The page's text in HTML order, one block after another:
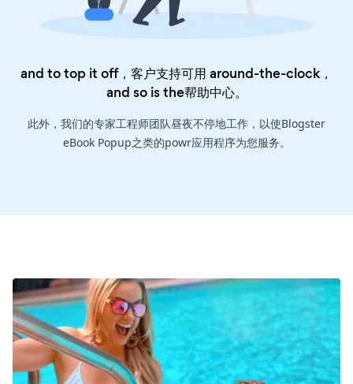
and to top it off，客户支持可用 around-the-clock，
and so is the帮助中心。
此外，我们的专家工程师团队昼夜不停地工作，以使Blogster
eBook Popup之类的powr应用程序为您服务。